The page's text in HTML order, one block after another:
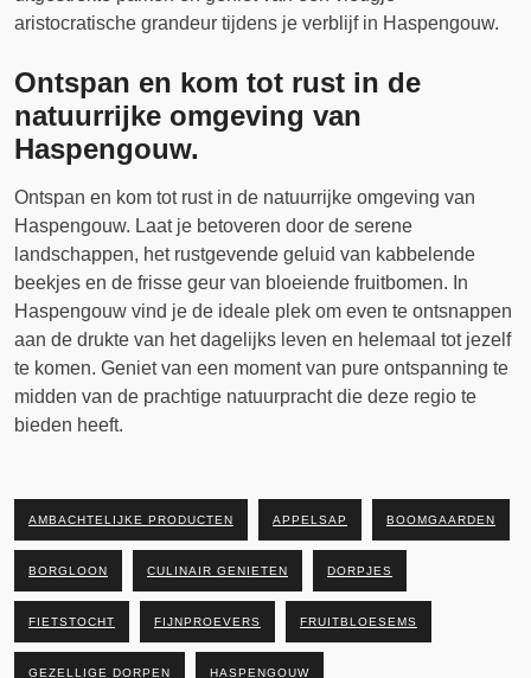
aristocratische grandeur tijdens je verblijf in Haspengouw.
Ontspan en kom tot rust in de
natuurrijke omgeving van
Haspengouw.
Ontspan en kom tot rust in de natuurrijke omgeving van
Haspengouw. Laat je betoveren door de serene
landschappen, het rustgevende geluid van kabbelende
beekjes en de frisse geur van bloeiende fruitbomen. In
Haspengouw vind je de ideale plek om even te ontsnappen
aan de drukte van het dagelijks leven en helemaal tot jezelf
te komen. Geniet van een moment van pure ontspanning te
midden van de prachtige natuurpracht die deze regio te
bieden heeft.
AMBACHTELIJKE PRODUCTEN APPELSAP BOOMGAARDEN
BORGLOON CULINAIR GENIETEN DORPJES
FIETSTOCHT FIJNPROEVERS FRUITBLOESEMS
GEZELLIGE DORPEN HASPENGOUW